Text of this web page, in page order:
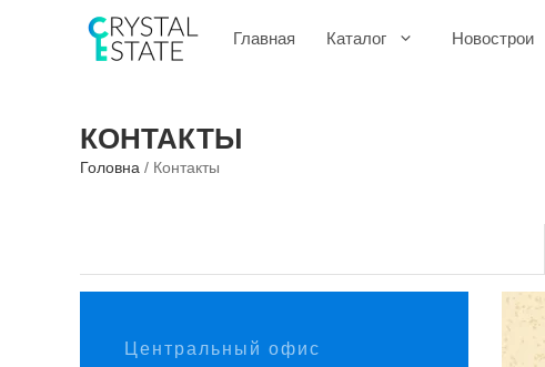
содержимому
Главная Каталог Новострои
КОНТАКТЫ
Головна / Контакты
Центральный офис